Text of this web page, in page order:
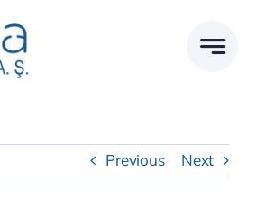
Previous Next